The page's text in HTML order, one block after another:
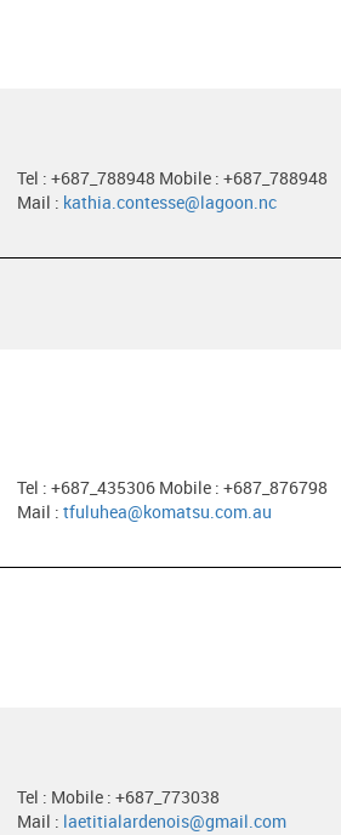
Tel : +687_788948 Mobile : +687_788948
Mail : kathia.contesse@lagoon.nc
Tel : +687_435306 Mobile : +687_876798
Mail : tfuluhea@komatsu.com.au
Tel : Mobile : +687_773038
Mail : laetitialardenois@gmail.com